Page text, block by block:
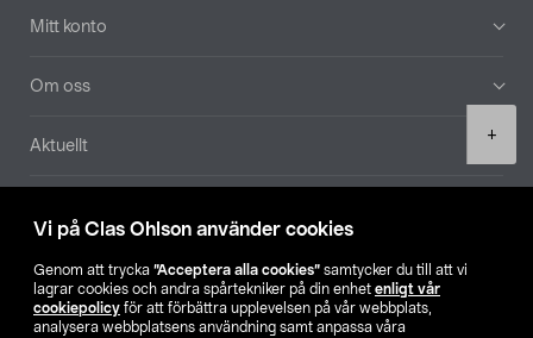
Vi på Clas Ohlson använder cookies
Genom att trycka ”Acceptera alla cookies” samtycker du till att vi
lagrar cookies och andra spårtekniker på din enhet enligt vår
cookiepolicy för att förbättra upplevelsen på vår webbplats,
analysera webbplatsens användning samt anpassa våra
+
Mitt konto
Om oss
Aktuellt
Hitta butik
SE NO FI